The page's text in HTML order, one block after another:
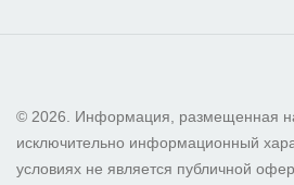
© 2026. Информация, размещенная
исключительно информационный
условиях не является публичной